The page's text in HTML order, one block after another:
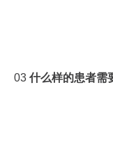
03 什么样的患者需